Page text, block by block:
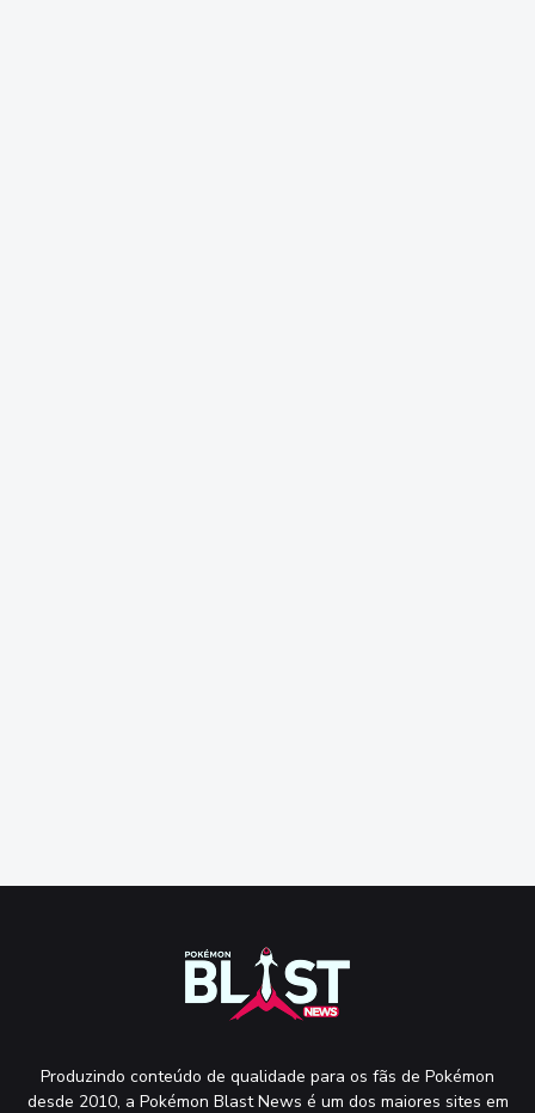
Produzindo conteúdo de qualidade para os fãs de Pokémon
desde 2010, a Pokémon Blast News é um dos maiores sites em